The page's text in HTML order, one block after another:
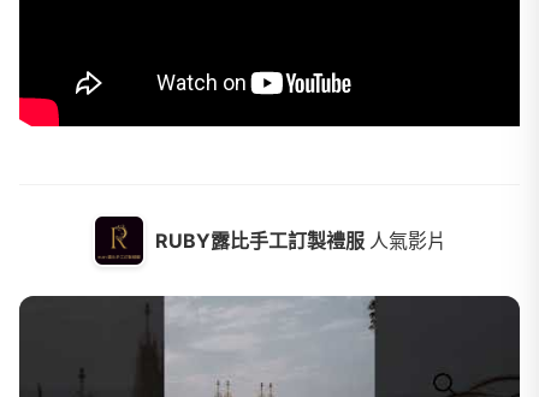
RUBY露比手工訂製禮服 人氣影片